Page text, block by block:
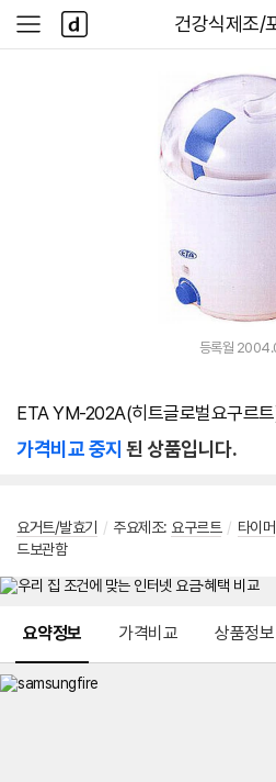
다나와
건강식제조/
사
이
다
나
와
등록월
ETA YM-202A(히트글로벌요구르
가격비교 중지 된 상품입니다.
요거트/발효기 / 주요제조: 요구르트 / 타이머
드보관함
요약정보 가격비교 상품정보